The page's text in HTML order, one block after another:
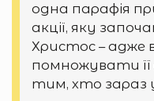
одна парафія
акції, яку
Христос – адже
помножувати
тим, хто зараз